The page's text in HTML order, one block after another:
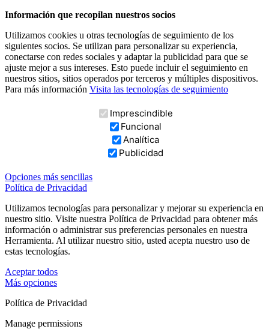
Información que recopilan nuestros socios
Utilizamos cookies u otras tecnologías de seguimiento de los
siguientes socios. Se utilizan para personalizar su experiencia,
conectarse con redes sociales y adaptar la publicidad para que se
ajuste mejor a sus intereses. Esto puede incluir el seguimiento en
nuestros sitios, sitios operados por terceros y múltiples dispositivos.
Para más información Visita las tecnologías de seguimiento
Imprescindible
Funcional
Analítica
Publicidad
Opciones más sencillas
Política de Privacidad
Utilizamos tecnologías para personalizar y mejorar su experiencia en
nuestro sitio. Visite nuestra Política de Privacidad para obtener más
información o administrar sus preferencias personales en nuestra
Herramienta. Al utilizar nuestro sitio, usted acepta nuestro uso de
estas tecnologías.
Aceptar todos
Más opciones
Política de Privacidad
Manage permissions